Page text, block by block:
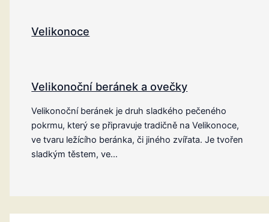
Velikonoce
Velikonoční beránek a ovečky
Velikonoční beránek je druh sladkého pečeného
pokrmu, který se připravuje tradičně na Velikonoce,
ve tvaru ležícího beránka, či jiného zvířata. Je tvořen
sladkým těstem, ve…